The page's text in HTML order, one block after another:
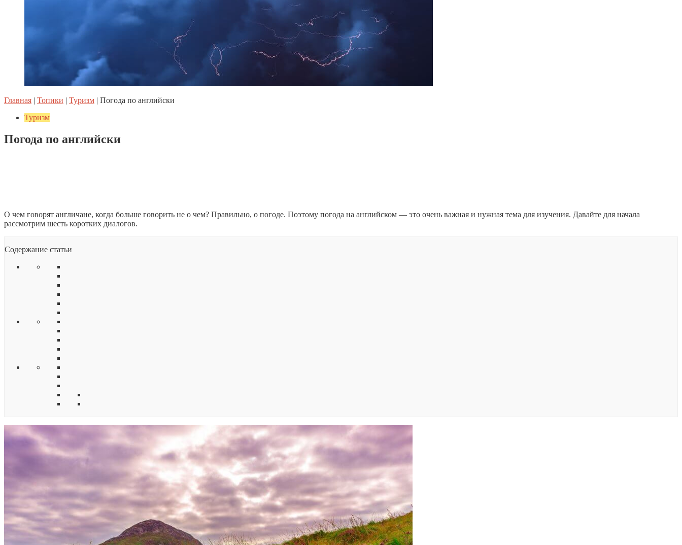
Главная | Топики | Туризм | Погода по английски
Туризм
Погода по английски
О чем говорят англичане, когда больше говорить не о чем? Правильно, о погоде. Поэтому погода на английском — это очень важная и нужная тема для изучения. Давайте для начала
рассмотрим шесть коротких диалогов.
Содержание статьи